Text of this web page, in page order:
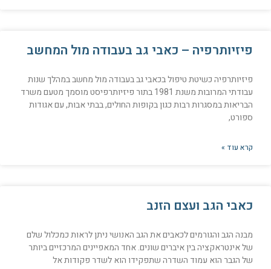
פיזיותרפיה – כאבי גב בעבודה מול המחשב
פיזיותרפיה כשיטת טיפול בכאבי גב בעבודה מול מחשב במהלך שנות
עבודתי המרובות משנת 1981 בתור פיזיותרפיסט מוסמך מטעם משרד
הבריאות במסגרות רבות כגון בקופות החולים, בבתי אבות, עם אגודות
ספורט,
קרא עוד »
כאבי הגב ועצם הזנב
מבנה הגב והגורמים לכאבים את הגב האנושי ניתן לראות כמכלול שלם
של אינטראקציה בין איברים שונים. אחד המאפיינים המרכזיים ביותר
של הגבר הוא עמוד השדרה שתפקידו הוא לשדר פקודות אל